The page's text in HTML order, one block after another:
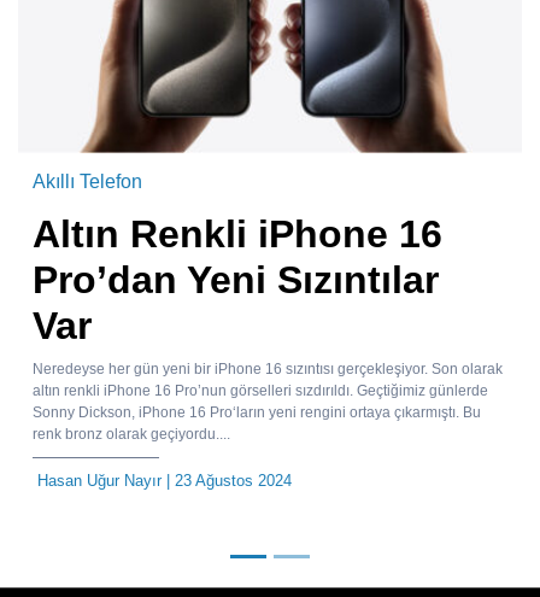
Akıllı Telefon
Altın Renkli iPhone 16
Pro’dan Yeni Sızıntılar
Var
Neredeyse her gün yeni bir iPhone 16 sızıntısı gerçekleşiyor. Son olarak
altın renkli iPhone 16 Pro’nun görselleri sızdırıldı. Geçtiğimiz günlerde
Sonny Dickson, iPhone 16 Pro‘ların yeni rengini ortaya çıkarmıştı. Bu
renk bronz olarak geçiyordu....
Hasan Uğur Nayır| 23 Ağustos 2024